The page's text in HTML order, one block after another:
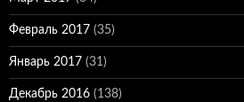
Февраль 2017 (35)
Январь 2017 (31)
Декабрь 2016 (138)